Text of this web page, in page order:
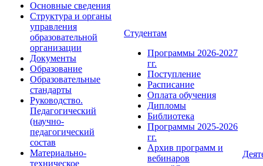
Основные сведения
Структура и органы
управления
образовательной
организации
Документы
Образование
Образовательные
стандарты
Руководство.
Педагогический
(научно-
педагогический
состав
Материально-
техническое
Студентам
Программы 2026-2027
гг.
Поступление
Расписание
Оплата обучения
Дипломы
Библиотека
Программы 2025-2026
гг.
Архив программ и
вебинаров